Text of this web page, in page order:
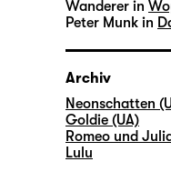
Wanderer in
Peter Munk in
Archiv
Neonschatten
Goldie (UA)
Romeo und
Lulu